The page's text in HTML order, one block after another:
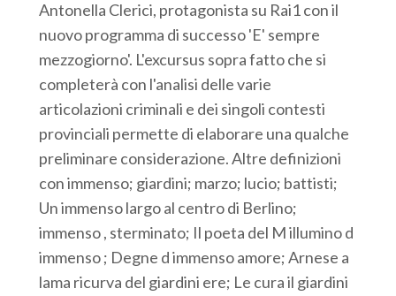
Antonella Clerici, protagonista su Rai1 con il
nuovo programma di successo 'E' sempre
mezzogiorno'. L'excursus sopra fatto che si
completerà con l'analisi delle varie
articolazioni criminali e dei singoli contesti
provinciali permette di elaborare una qualche
preliminare considerazione. Altre definizioni
con immenso; giardini; marzo; lucio; battisti;
Un immenso largo al centro di Berlino;
immenso , sterminato; Il poeta del M illumino d
immenso ; Degne d immenso amore; Arnese a
lama ricurva del giardini ere; Le cura il giardini